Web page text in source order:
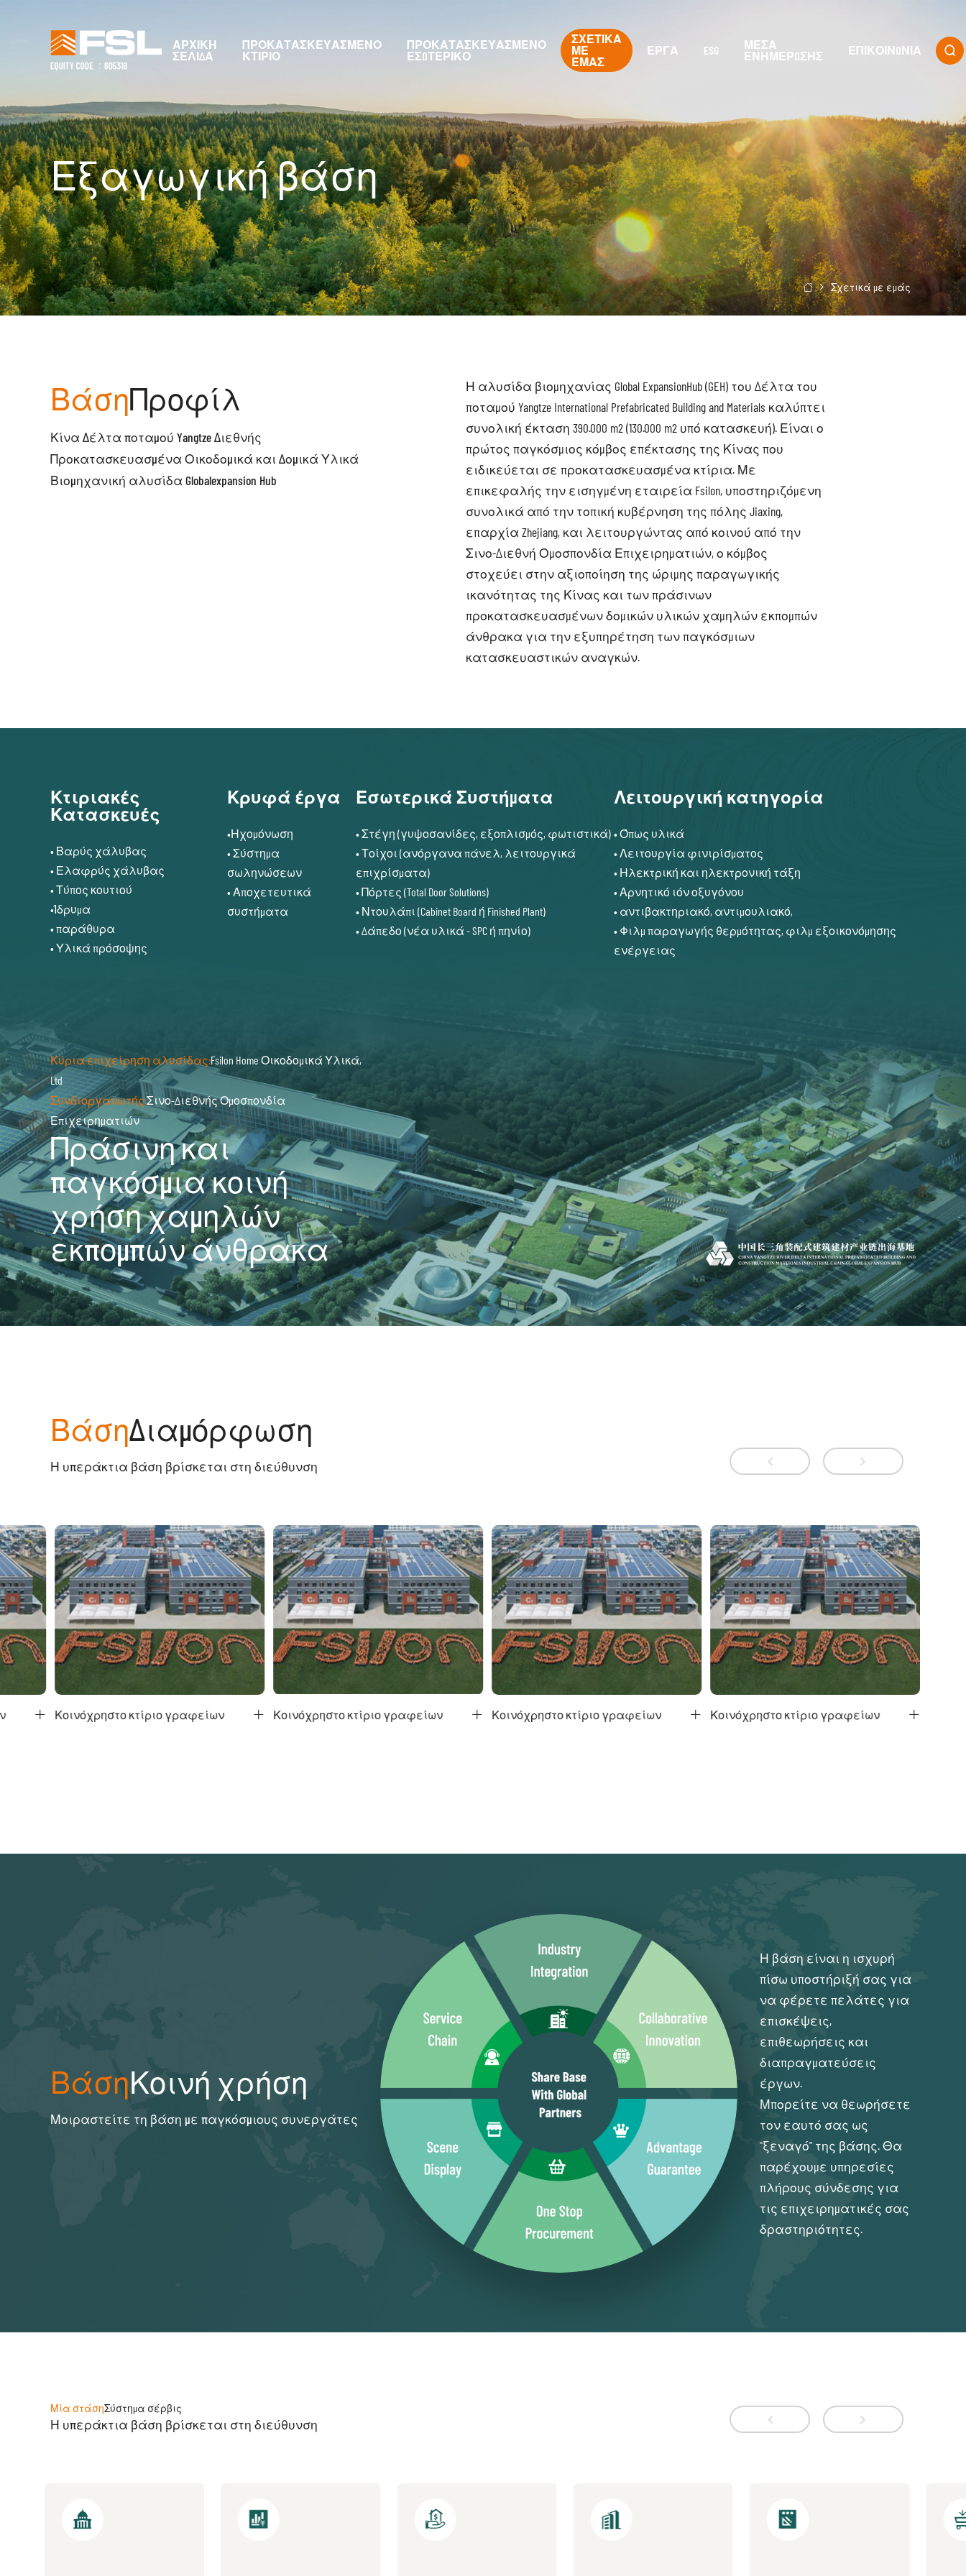
ΑΡΧΙΚΉ
ΣΕΛΊΔΑ
ΠΡΟΚΑΤΑΣΚΕΥΑΣΜΈΝΟ
ΚΤΊΡΙΟ
ΠΡΟΚΑΤΑΣΚΕΥΑΣΜΈΝΟ
ΕΣΩΤΕΡΙΚΌ
ΣΧΕΤΙΚΆ
ΜΕ
ΕΜΆΣ
ΈΡΓΑ ESG
ΜΈΣΑ
ΕΝΗΜΈΡΩΣΗΣ
ΕΠΙΚΟΙΝΩΝΊΑ 
Εξαγωγική βάση
 Σχετικά με εμάς
ΒάσηΠροφίλ
Κίνα Δέλτα ποταμού Yangtze Διεθνής
Προκατασκευασμένα Οικοδομικά και Δομικά Υλικά
Βιομηχανική αλυσίδα Globalexpansion Hub
Η αλυσίδα βιομηχανίας Global ExpansionHub (GEH) του Δέλτα του
ποταμού Yangtze International Prefabricated Building and Materials καλύπτει
συνολική έκταση 390.000 m2 (130.000 m2 υπό κατασκευή). Είναι ο
πρώτος παγκόσμιος κόμβος επέκτασης της Κίνας που
ειδικεύεται σε προκατασκευασμένα κτίρια. Με
επικεφαλής την εισηγμένη εταιρεία Fsilon, υποστηριζόμενη
συνολικά από την τοπική κυβέρνηση της πόλης Jiaxing,
επαρχία Zhejiang, και λειτουργώντας από κοινού από την
Σινο-Διεθνή Ομοσπονδία Επιχειρηματιών, ο κόμβος
στοχεύει στην αξιοποίηση της ώριμης παραγωγικής
ικανότητας της Κίνας και των πράσινων
προκατασκευασμένων δομικών υλικών χαμηλών εκπομπών
άνθρακα για την εξυπηρέτηση των παγκόσμιων
κατασκευαστικών αναγκών.
Κτιριακές
Κατασκευές
• Βαρύς χάλυβας
• Ελαφρύς χάλυβας
• Τύπος κουτιού
•Ίδρυμα
• παράθυρα
• Υλικά πρόσοψης
Κρυφά έργα
•Ηχομόνωση
• Σύστημα
σωληνώσεων
• Αποχετευτικά
συστήματα
Εσωτερικά Συστήματα
• Στέγη (γυψοσανίδες, εξοπλισμός, φωτιστικά)
• Τοίχοι (ανόργανα πάνελ, λειτουργικά
επιχρίσματα)
• Πόρτες (Total Door Solutions)
• Ντουλάπι (Cabinet Board ή Finished Plant)
• Δάπεδο (νέα υλικά - SPC ή πηνίο)
Λειτουργική κατηγορία
• Όπως υλικά
• Λειτουργία φινιρίσματος
• Ηλεκτρική και ηλεκτρονική τάξη
• Αρνητικό ιόν οξυγόνου
• αντιβακτηριακό, αντιμουλιακό,
• Φιλμ παραγωγής θερμότητας, φιλμ εξοικονόμησης
ενέργειας
Κύρια επιχείρηση αλυσίδας:Fsilon Home Οικοδομικά Υλικά,
Ltd
Συνδιοργανωτής:Σινο-Διεθνής Ομοσπονδία
Επιχειρηματιών
Πράσινη και
παγκόσμια κοινή
χρήση χαμηλών
εκπομπών άνθρακα
ΒάσηΔιαμόρφωση
Η υπεράκτια βάση βρίσκεται στη διεύθυνση
 Κοινόχρηστο κτίριο γραφείων  Κοινόχρηστο κτίριο γραφείων  Κοινόχρηστο κτίριο γραφείων  Κοινόχρηστο κτίριο γραφείων 
ΒάσηΚοινή χρήση
Μοιραστείτε τη βάση με παγκόσμιους συνεργάτες
Η βάση είναι η ισχυρή
πίσω υποστήριξή σας για
να φέρετε πελάτες για
επισκέψεις,
επιθεωρήσεις και
διαπραγματεύσεις
έργων.
Μπορείτε να θεωρήσετε
τον εαυτό σας ως
"ξεναγό" της βάσης. Θα
παρέχουμε υπηρεσίες
πλήρους σύνδεσης για
τις επιχειρηματικές σας
δραστηριότητες.
Μία στάσηΣύστημα σέρβις
Η υπεράκτια βάση βρίσκεται στη διεύθυνση